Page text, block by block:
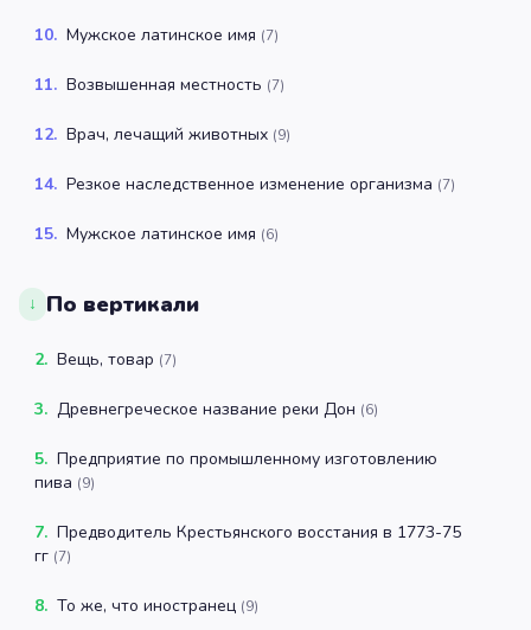
10. Мужское латинское имя (7)
11. Возвышенная местность (7)
12. Врач, лечащий животных (9)
14. Резкое наследственное изменение организма (7)
15. Мужское латинское имя (6)
↓ По вертикали
2. Вещь, товар (7)
3. Древнегреческое название реки Дон (6)
5. Предприятие по промышленному изготовлению
пива (9)
7. Предводитель Крестьянского восстания в 1773-75
гг (7)
8. То же, что иностранец (9)